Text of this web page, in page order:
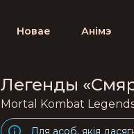
Новае Анімэ
Легенды
Mortal Kombat
Для асоб, якія